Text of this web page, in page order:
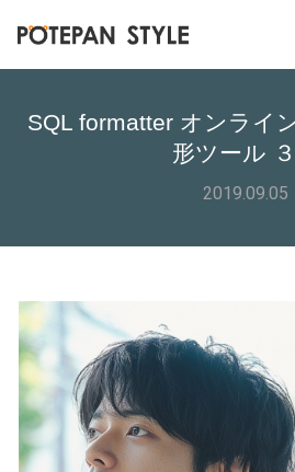
SQL formatter オンライ
形ツール
2019.09.05